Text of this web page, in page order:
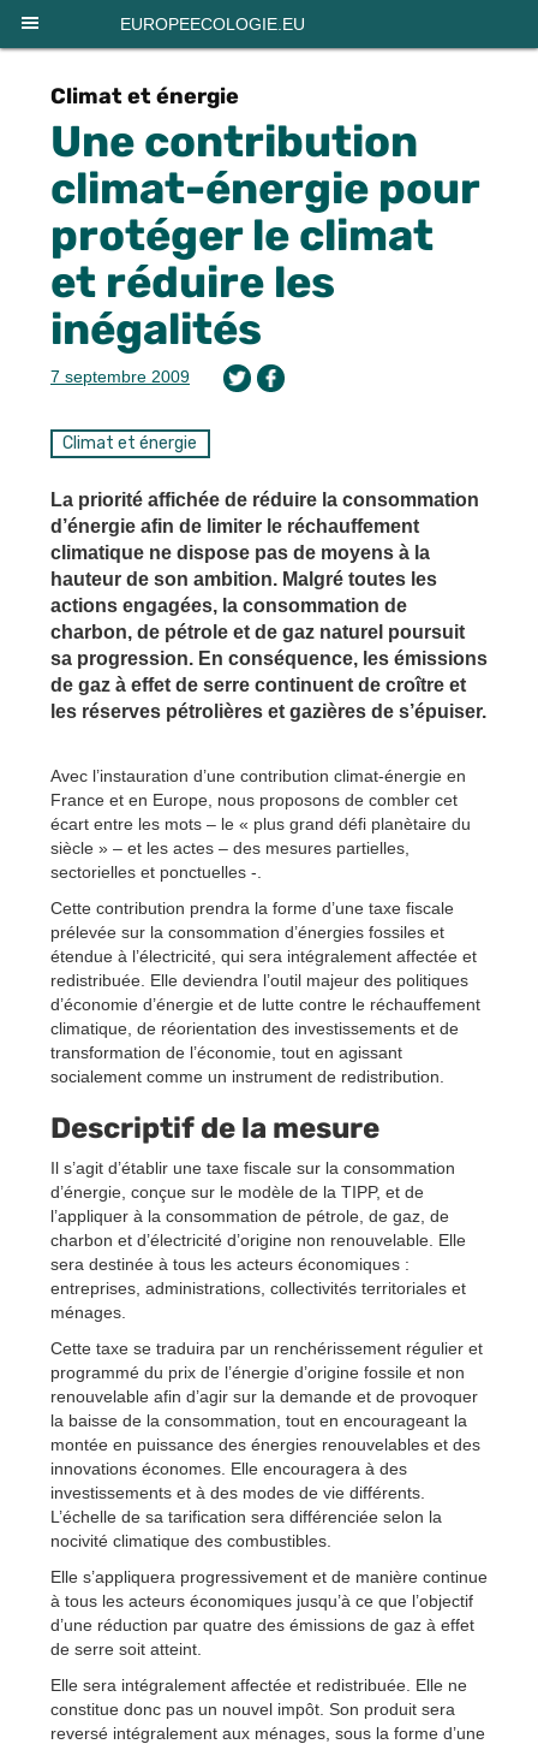
EUROPEECOLOGIE.EU
Climat et énergie
Une contribution
climat-énergie pour
protéger le climat
et réduire les
inégalités
7 septembre 2009
Climat et énergie
La priorité affichée de réduire la consommation
d’énergie afin de limiter le réchauffement
climatique ne dispose pas de moyens à la
hauteur de son ambition. Malgré toutes les
actions engagées, la consommation de
charbon, de pétrole et de gaz naturel poursuit
sa progression. En conséquence, les émissions
de gaz à effet de serre continuent de croître et
les réserves pétrolières et gazières de s’épuiser.
Avec l’instauration d’une contribution climat-énergie en
France et en Europe, nous proposons de combler cet
écart entre les mots – le « plus grand défi planètaire du
siècle » – et les actes – des mesures partielles,
sectorielles et ponctuelles -.
Cette contribution prendra la forme d’une taxe fiscale
prélevée sur la consommation d’énergies fossiles et
étendue à l’électricité, qui sera intégralement affectée et
redistribuée. Elle deviendra l’outil majeur des politiques
d’économie d’énergie et de lutte contre le réchauffement
climatique, de réorientation des investissements et de
transformation de l’économie, tout en agissant
socialement comme un instrument de redistribution.
Descriptif de la mesure
Il s’agit d’établir une taxe fiscale sur la consommation
d’énergie, conçue sur le modèle de la TIPP, et de
l’appliquer à la consommation de pétrole, de gaz, de
charbon et d’électricité d’origine non renouvelable. Elle
sera destinée à tous les acteurs économiques :
entreprises, administrations, collectivités territoriales et
ménages.
Cette taxe se traduira par un renchérissement régulier et
programmé du prix de l’énergie d’origine fossile et non
renouvelable afin d’agir sur la demande et de provoquer
la baisse de la consommation, tout en encourageant la
montée en puissance des énergies renouvelables et des
innovations économes. Elle encouragera à des
investissements et à des modes de vie différents.
L’échelle de sa tarification sera différenciée selon la
nocivité climatique des combustibles.
Elle s’appliquera progressivement et de manière continue
à tous les acteurs économiques jusqu’à ce que l’objectif
d’une réduction par quatre des émissions de gaz à effet
de serre soit atteint.
Elle sera intégralement affectée et redistribuée. Elle ne
constitue donc pas un nouvel impôt. Son produit sera
reversé intégralement aux ménages, sous la forme d’une